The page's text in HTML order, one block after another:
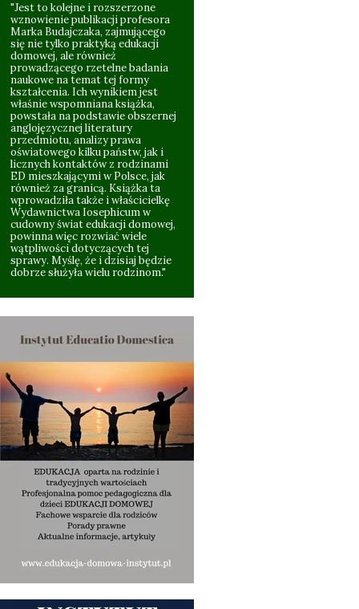
"Jest to kolejne i rozszerzone
wznowienie publikacji profesora
Marka Budajczaka, zajmującego
się nie tylko praktyką edukacji
domowej, ale również
prowadzącego rzetelne badania
naukowe na temat tej formy
kształcenia. Ich wynikiem jest
właśnie wspomniana książka,
powstała na podstawie obszernej
anglojęzycznej literatury
przedmiotu, analizy prawa
oświatowego kilku państw, jak i
licznych kontaktów z rodzinami
ED mieszkającymi w Polsce, jak
również za granicą. Książka ta
wprowadziła także i właścicielkę
Wydawnictwa Iosephicum w
cudowny świat edukacji domowej,
powinna więc rozwiać wiele
wątpliwości dotyczących tej
sprawy. Myślę, że i dzisiaj będzie
dobrze służyła wielu rodzinom."